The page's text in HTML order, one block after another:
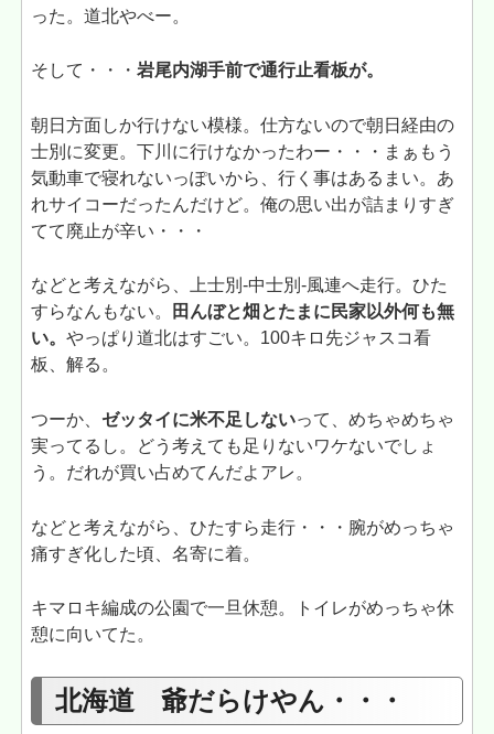
った。道北やべー。
そして・・・岩尾内湖手前で通行止看板が。
朝日方面しか行けない模様。仕方ないので朝日経由の
士別に変更。下川に行けなかったわー・・・まぁもう
気動車で寝れないっぽいから、行く事はあるまい。あ
れサイコーだったんだけど。俺の思い出が詰まりすぎ
てて廃止が辛い・・・
などと考えながら、上士別-中士別-風連へ走行。ひた
すらなんもない。
田んぼと畑とたまに民家以外何も無
い。やっぱり道北はすごい。100キロ先ジャスコ看
板、解る。
つーか、ゼッタイに米不足しないって、めちゃめちゃ
実ってるし。どう考えても足りないワケないでしょ
う。だれが買い占めてんだよアレ。
などと考えながら、ひたすら走行・・・腕がめっちゃ
痛すぎ化した頃、名寄に着。
キマロキ編成の公園で一旦休憩。トイレがめっちゃ休
憩に向いてた。
北海道 爺だらけやん・・・